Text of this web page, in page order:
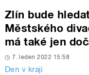
Zlín bude
Městského
má také jen
7. leden 2022 15:58
Den v kraji